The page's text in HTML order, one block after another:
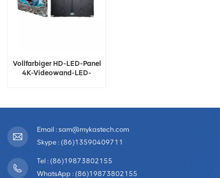
Vollfarbiger HD-LED-Panel
4K-Videowand-LED-
Email : sam@mykastech.com
Skype : (86)13590409711
Tel : (86)19873802155
WhatsApp : (86)19873802155